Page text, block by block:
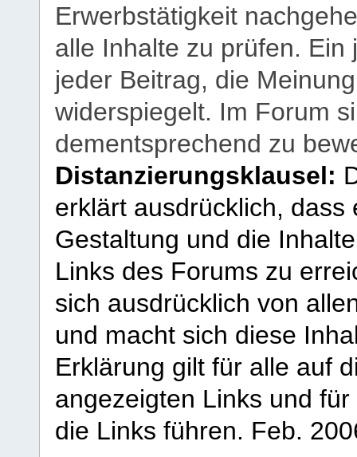
Erwerbstätigkeit
alle Inhalte zu prüfen.
jeder Beitrag, die
widerspiegelt. Im Forum
dementsprechend zu
Distanzierungsklausel:
erklärt ausdrücklich,
Gestaltung und die
Links des Forums zu
sich ausdrücklich von
und macht sich diese
Erklärung gilt für alle auf
angezeigten Links und
die Links führen. Feb.